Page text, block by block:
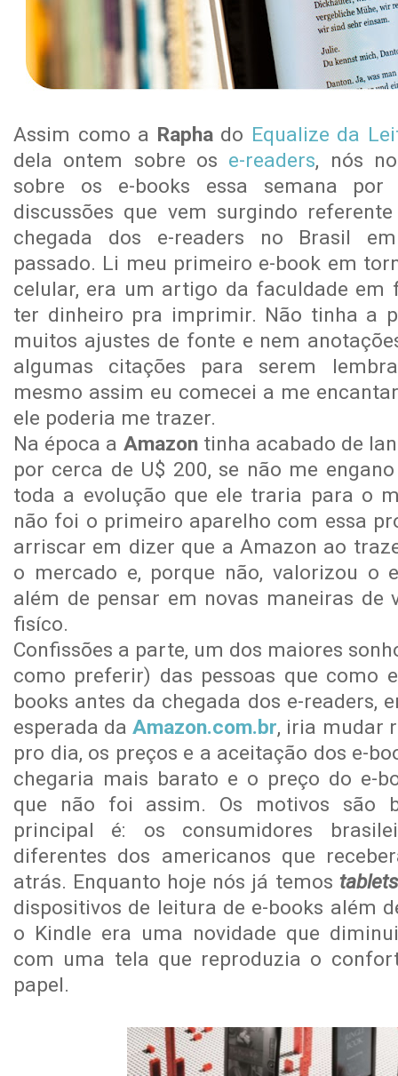
Assim como a Rapha do Equalize da
dela ontem sobre os e-readers, nós
sobre os e-books essa semana
discussões que vem surgindo
chegada dos e-readers no Brasil
passado. Li meu primeiro e-book em
celular, era um artigo da faculdade em
ter dinheiro pra imprimir. Não tinha a
muitos ajustes de fonte e nem
algumas citações para serem
mesmo assim eu comecei a me
ele poderia me trazer.
Na época a Amazon tinha acabado de
por cerca de U$ 200, se não me
toda a evolução que ele traria para o
não foi o primeiro aparelho com essa
arriscar em dizer que a Amazon ao
o mercado e, porque não, valorizou o
além de pensar em novas maneiras de
fisíco.
Confissões a parte, um dos maiores
como preferir) das pessoas que como
books antes da chegada dos e-readers,
esperada daAmazon.com.br, iria mudar
pro dia, os preços e a aceitação dos e-
chegaria mais barato e o preço do e-
que não foi assim. Os motivos são
principal é: os consumidores
diferentes dos americanos que
atrás. Enquanto hoje nós já temos
dispositivos de leitura de e-books além
o Kindle era uma novidade que
com uma tela que reproduzia o
papel.